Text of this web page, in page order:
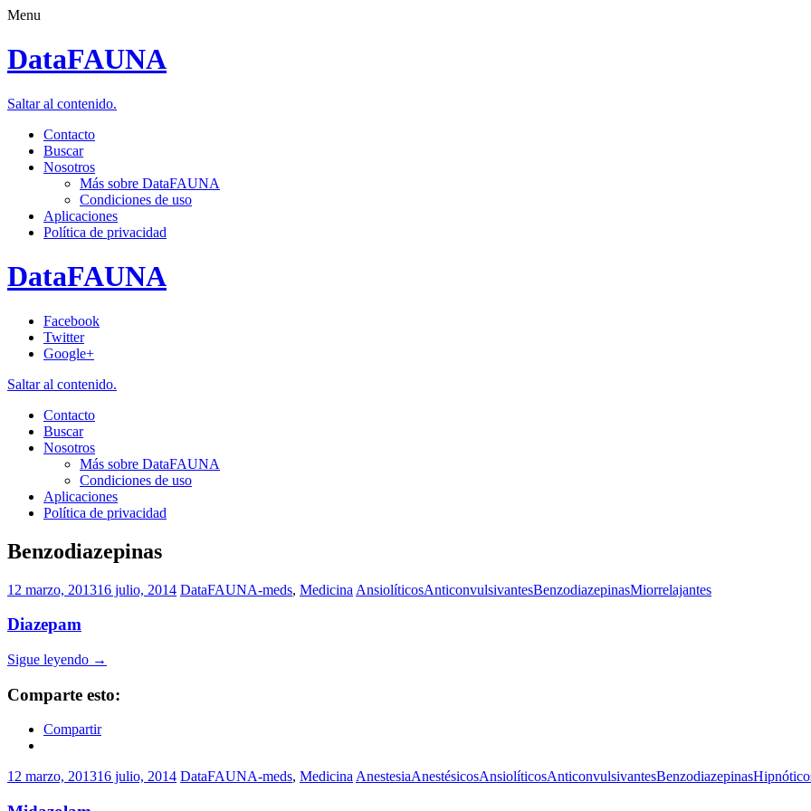
Menu
DataFAUNA
Saltar al contenido.
Contacto
Buscar
Nosotros
Más sobre DataFAUNA
Condiciones de uso
Aplicaciones
Política de privacidad
DataFAUNA
Facebook
Twitter
Google+
Saltar al contenido.
Contacto
Buscar
Nosotros
Más sobre DataFAUNA
Condiciones de uso
Aplicaciones
Política de privacidad
Benzodiazepinas
12 marzo, 201316 julio, 2014 DataFAUNA-meds, Medicina AnsiolíticosAnticonvulsivantesBenzodiazepinasMiorrelajantes
Diazepam
Sigue leyendo →
Comparte esto:
Compartir
12 marzo, 201316 julio, 2014 DataFAUNA-meds, MedicinaAnestesiaAnestésicosAnsiolíticosAnticonvulsivantesBenzodiazepinas